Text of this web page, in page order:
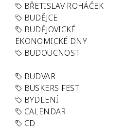
BŘETISLAV ROHÁČEK
BUDĚJCE
BUDĚJOVICKÉ
EKONOMICKÉ DNY
BUDOUCNOST
BUDVAR
BUSKERS FEST
BYDLENÍ
CALENDAR
CD